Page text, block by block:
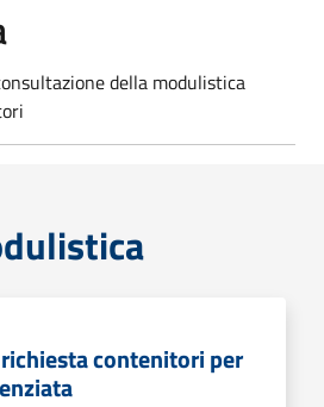
della modulistica
contenitori per